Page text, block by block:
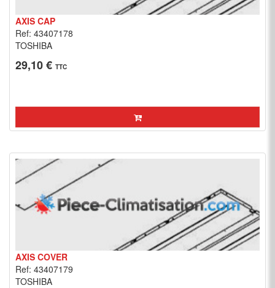
AXIS CAP
Ref: 43407178
TOSHIBA
29,10 € TTC
AXIS COVER
Ref: 43407179
TOSHIBA